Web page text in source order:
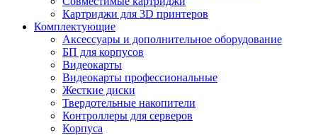
Картриджи для 3D принтеров
Комплектующие
Аксессуары и дополнительное оборудование
БП для корпусов
Видеокарты
Видеокарты профессиональные
Жесткие диски
Твердотельные накопители
Контроллеры для серверов
Корпуса